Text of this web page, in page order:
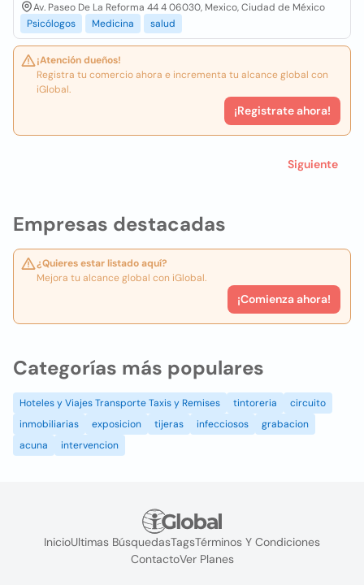
Empresas destacadas
¿Quieres estar listado aquí?
Mejora tu alcance global con iGlobal.
¡Comienza ahora!
Av. Paseo De La Reforma 44 4 06030, Mexico, Ciudad de México
Psicólogos
Medicina salud
¡Atención dueños!
Registra tu comercio ahora e incrementa tu alcance global con
iGlobal.
¡Registrate ahora!
Siguiente
Categorías más populares
Hoteles y Viajes Transporte Taxis y Remises tintoreria
circuito
inmobiliarias
exposicion tijeras infecciosos
grabacion
acuna
intervencion
InicioUltimas BúsquedasTagsTérminos Y Condiciones
ContactoVer Planes